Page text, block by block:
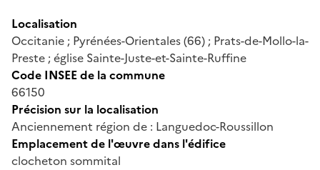
Localisation
Occitanie ; Pyrénées-Orientales (66) ; Prats-de-Mollo-la-
Preste ; église Sainte-Juste-et-Sainte-Ruffine
Code INSEE de la commune
66150
Précision sur la localisation
Anciennement région de : Languedoc-Roussillon
Emplacement de l'œuvre dans l'édifice
clocheton sommital